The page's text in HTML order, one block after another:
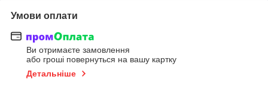
Умови оплати
Ви отримаєте замовлення
або гроші повернуться на вашу картку
Детальніше